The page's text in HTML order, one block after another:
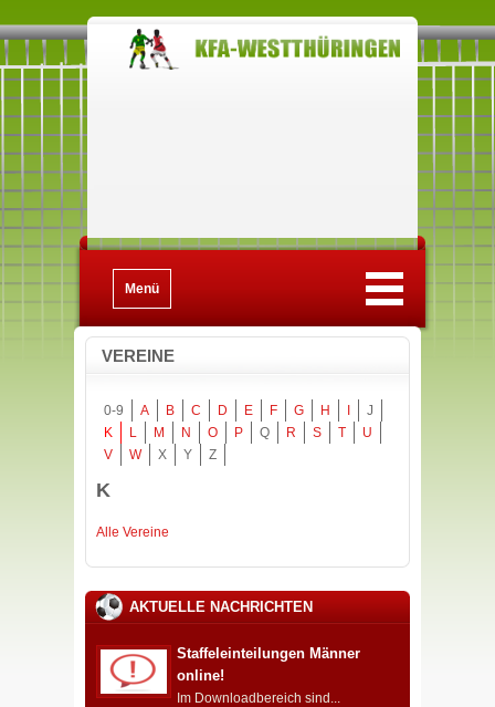
Menü
VEREINE
0-9 A B C D E F G H
J
K
L M N O P Q R S T
U
V
W X Y Z
K
Alle Vereine
AKTUELLE NACHRICHTEN
Staffeleinteilungen Männer
online!
Im Downloadbereich sind...